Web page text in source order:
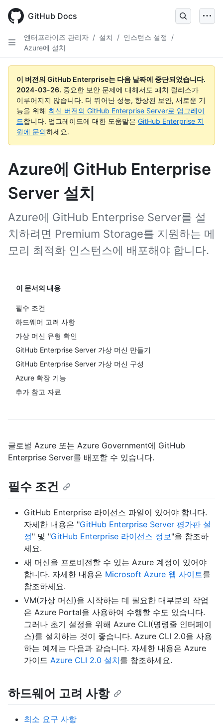
main
GitHub Docs
엔터프라이즈 관리자 / 설치 / 인스턴스 설정
/
Azure에 설치
이 버전의 GitHub Enterprise는 다음 날짜에 중단되었습니다.
2024-03-26. 중요한 보안 문제에 대해서도 패치 릴리스가
이루어지지 않습니다. 더 뛰어난 성능, 향상된 보안, 새로운 기
능을 위해 최신 버전의 GitHub Enterprise Server로 업그레이
드합니다. 업그레이드에 대한 도움말은 GitHub Enterprise 지
원에 문의하세요.
Azure에 GitHub Enterprise
Server 설치
Azure에 GitHub Enterprise Server를 설
치하려면 Premium Storage를 지원하는 메
모리 최적화 인스턴스에 배포해야 합니다.
이 문서의 내용
필수 조건
하드웨어 고려 사항
가상 머신 유형 확인
GitHub Enterprise Server 가상 머신 만들기
GitHub Enterprise Server 가상 머신 구성
Azure 확장 기능
추가 참고 자료
글로벌 Azure 또는 Azure Government에 GitHub
Enterprise Server를 배포할 수 있습니다.
필수 조건
GitHub Enterprise 라이선스 파일이 있어야 합니다.
자세한 내용은 "GitHub Enterprise Server 평가판 설
정" 및 "GitHub Enterprise 라이선스 정보"을 참조하
세요.
새 머신을 프로비전할 수 있는 Azure 계정이 있어야
합니다. 자세한 내용은 Microsoft Azure 웹 사이트를
참조하세요.
VM(가상 머신)을 시작하는 데 필요한 대부분의 작업
은 Azure Portal을 사용하여 수행할 수도 있습니다.
그러나 초기 설정을 위해 Azure CLI(명령줄 인터페이
스)를 설치하는 것이 좋습니다. Azure CLI 2.0을 사용
하는 예제는 다음과 같습니다. 자세한 내용은 Azure
가이드 Azure CLI 2.0 설치를 참조하세요.
하드웨어 고려 사항
최소 요구 사항